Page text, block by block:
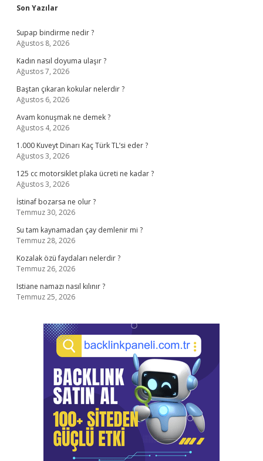
Sidebar
Son Yazılar
Supap bindirme nedir ?
Ağustos 8, 2026
Kadın nasıl doyuma ulaşır ?
Ağustos 7, 2026
Baştan çıkaran kokular nelerdir ?
Ağustos 6, 2026
Avam konuşmak ne demek ?
Ağustos 4, 2026
1.000 Kuveyt Dinarı Kaç Türk TL’si eder ?
Ağustos 3, 2026
125 cc motorsiklet plaka ücreti ne kadar ?
Ağustos 3, 2026
İstinaf bozarsa ne olur ?
Temmuz 30, 2026
Su tam kaynamadan çay demlenir mi ?
Temmuz 28, 2026
Kozalak özü faydaları nelerdir ?
Temmuz 26, 2026
Istiane namazı nasıl kılınır ?
Temmuz 25, 2026